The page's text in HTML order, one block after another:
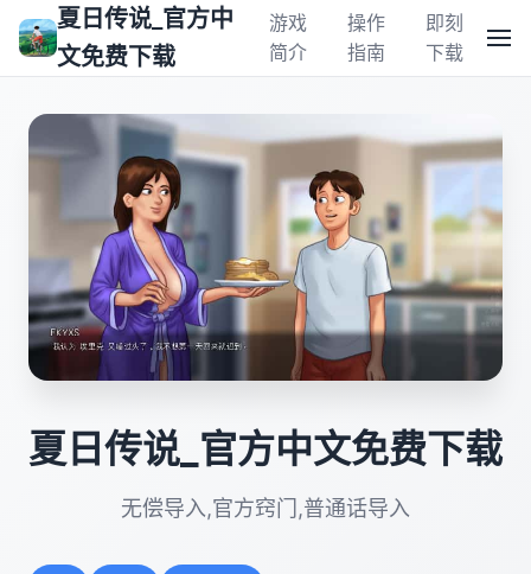
夏日传说_官方中
文免费下载
游戏
简介
操作
指南
即刻
下载
夏日传说_官方中文免费下载
无偿导入,官方窍门,普通话导入